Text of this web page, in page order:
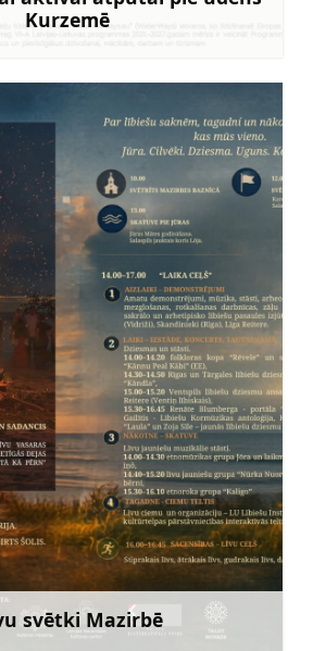
Kurzemē
svētki Mazirbē
Uzzināt vairāk